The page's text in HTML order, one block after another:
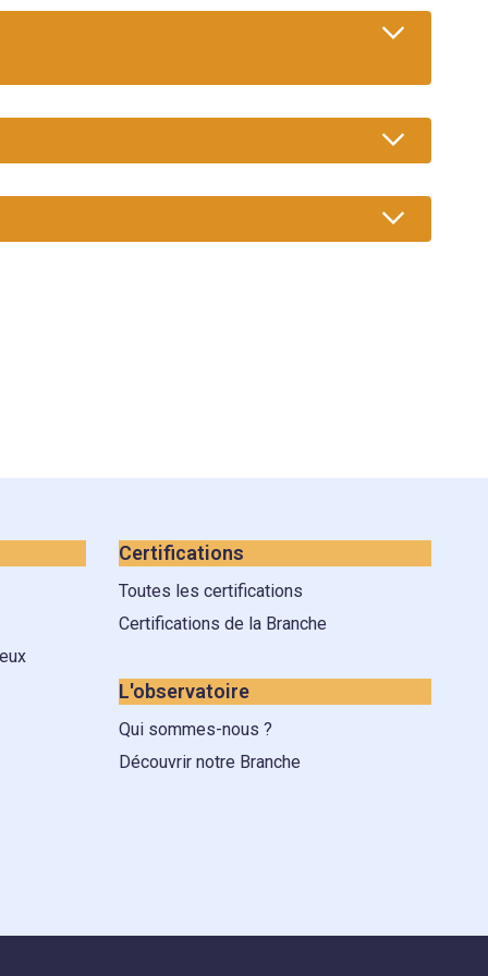
Certifications
Toutes les certifications
Certifications de la Branche
L'observatoire
Qui sommes-nous ?
Découvrir notre Branche